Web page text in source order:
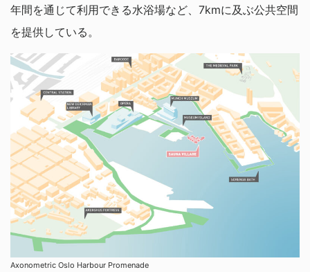
年間を通じて利用できる水浴場など、7kmに及ぶ公共空間
を提供している。
Axonometric Oslo Harbour Promenade